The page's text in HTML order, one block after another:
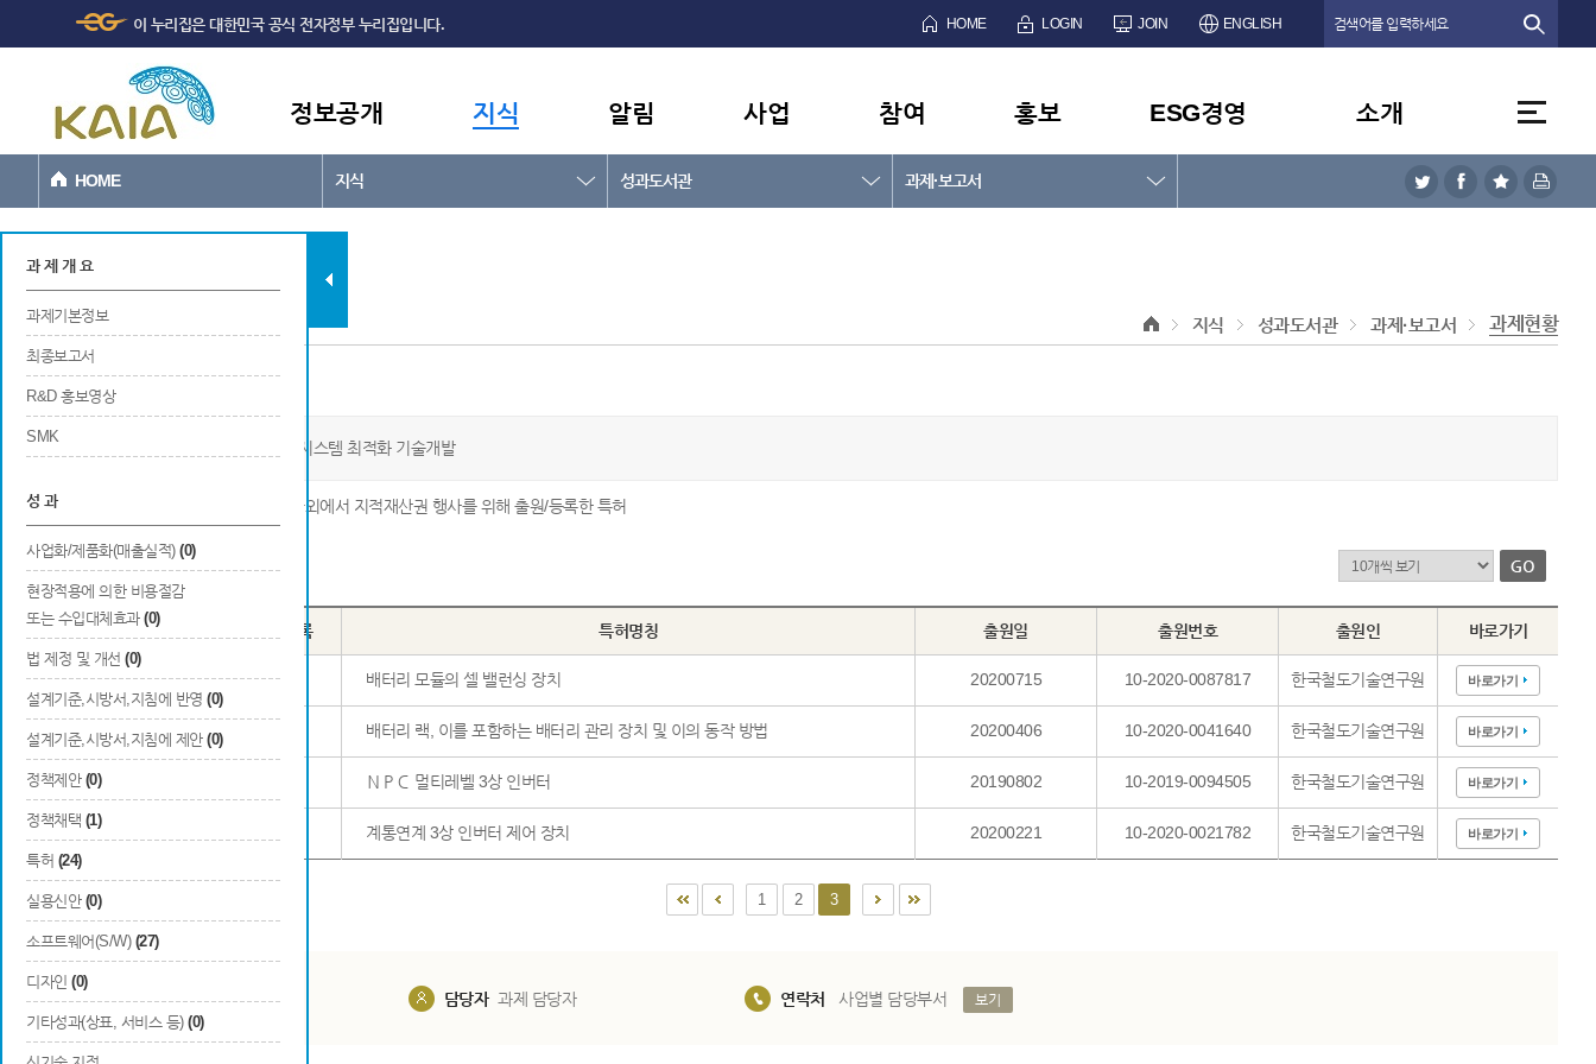
본문바로가기
이 누리집은 대한민국 공식 전자정부 누리집입니다. HOME LOGIN JOIN ENGLISH
정보공개 지식 알림 사업 참여 홍보 ESG경영 소개
HOME 지식 성과도서관 과제·보고서
과제현황
지식 성과도서관 과제·보고서 과제현황
과 제 개 요
과제기본정보
최종보고서
R&D 홍보영상
SMK
성 과
사업화/제품화(매출실적) (0)
현장적용에 의한 비용절감
또는 수입대체효과 (0)
법 제정 및 개선 (0)
설계기준,시방서,지침에 반영 (0)
설계기준,시방서,지침에 제안 (0)
정책제안 (0)
정책채택 (1)
특허 (24)
실용신안 (0)
소프트웨어(S/W) (27)
디자인 (0)
기타성과(상표, 서비스 등) (0)
특허
수소연료전지 기반 하이브리드 추진시스템 최적화 기술개발
※ 해당 연구개발 결과에 대해 국내 및 국외에서 지적재산권 행사를 위해 출원/등록한 특허
Total24건
번호 출원국 출원/등록 특허명칭 출원일 출원번호 출원인 바로가기
21 대한민국 등록 배터리 모듈의 셀 밸런싱 장치 20200715 10-2020-0087817 한국철도기술연구원 바로가기
22 대한민국 배터리 랙, 이를 포함하는 배터리 관리 장치 및 이의 동작 방법 20200406 10-2020-0041640 한국철도기술연구원 바로가기
23 ＮＰＣ 멀티레벨 3상 인버터 20190802 10-2019-0094505 한국철도기술연구원 바로가기
24 계통연계 3상 인버터 제어 장치 20200221 10-2020-0021782 한국철도기술연구원 바로가기
1 2 3
담당부서 해당 사업실 담당자 과제 담당자 연락처 사업별 담당부서 보기